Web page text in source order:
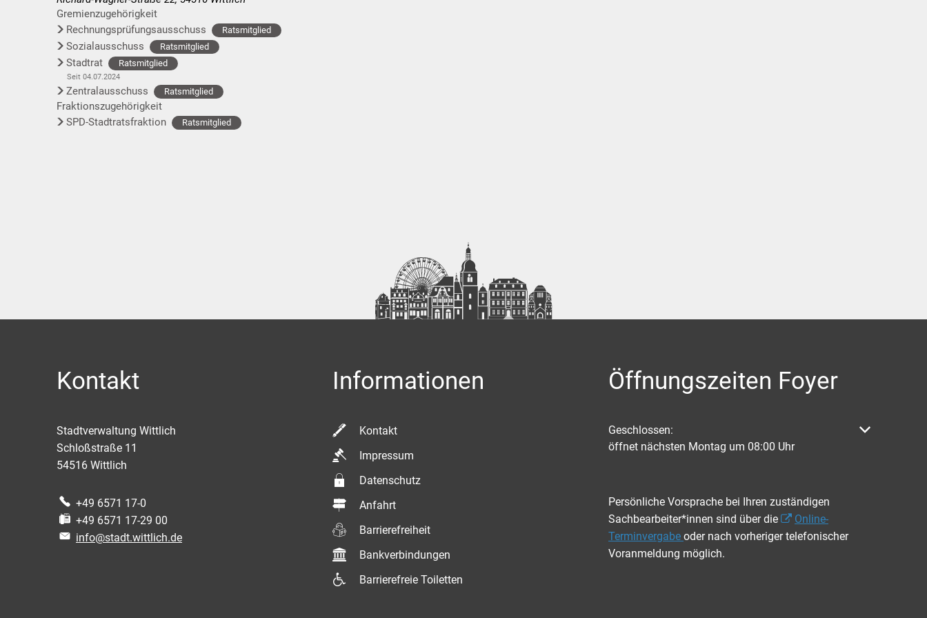
Gremienzugehörigkeit
Rechnungsprüfungsausschuss
Ratsmitglied
Sozialausschuss Ratsmitglied
Stadtrat Ratsmitglied
Seit 04.07.2024
Zentralausschuss Ratsmitglied
Fraktionszugehörigkeit
SPD-Stadtratsfraktion
Ratsmitglied
Kontakt
Stadtverwaltung Wittlich
Schloßstraße 11
54516 Wittlich
+49 6571 17-0
+49 6571 17-29 00
info@stadt.wittlich.de
Informationen
Kontakt
Impressum
Datenschutz
Anfahrt
Barrierefreiheit
Bankverbindungen
Barrierefreie Toiletten
Öffnungszeiten Foyer
Klicken, um weitere Öffnungs- oder Schließzeiten auszublenden
Geschlossen:
öffnet nächsten Montag um 08:00 Uhr
Persönliche Vorsprache bei Ihren zuständigen
Sachbearbeiter*innen sind über die
Online-
Terminvergabe oder nach vorheriger telefonischer
Voranmeldung möglich.